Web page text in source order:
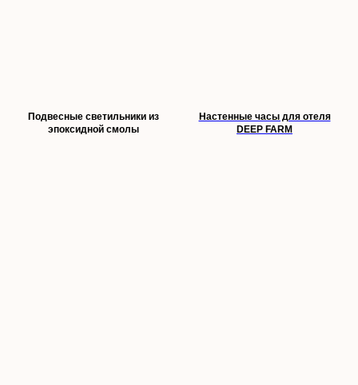
Подвесные светильники из
эпоксидной смолы
Настенные часы для отеля
DEEP FARM